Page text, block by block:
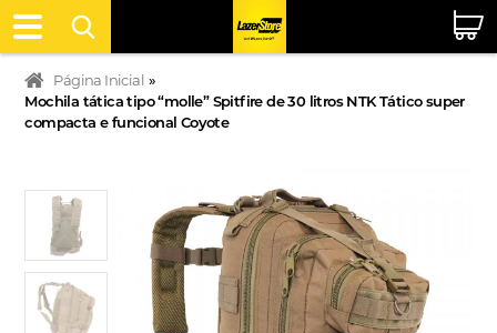
Página Inicial »
Mochila tática tipo “molle” Spitfire de 30 litros NTK Tático super
compacta e funcional Coyote